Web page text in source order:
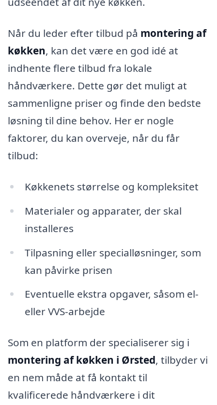
Når du leder efter tilbud på montering af
køkken, kan det være en god idé at
indhente flere tilbud fra lokale
håndværkere. Dette gør det muligt at
sammenligne priser og finde den bedste
løsning til dine behov. Her er nogle
faktorer, du kan overveje, når du får
tilbud:
Køkkenets størrelse og kompleksitet
Materialer og apparater, der skal
installeres
Tilpasning eller specialløsninger, som
kan påvirke prisen
Eventuelle ekstra opgaver, såsom el-
eller VVS-arbejde
Som en platform der specialiserer sig i
montering af køkken i Ørsted, tilbyder vi
en nem måde at få kontakt til
kvalificerede håndværkere i dit